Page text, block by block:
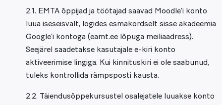
2.1. EMTA õppijad ja töötajad saavad Moodle’i konto
luua iseseisvalt, logides esmakordselt sisse akadeemia
Google’i kontoga (eamt.ee lõpuga meiliaadress).
Seejärel saadetakse kasutajale e-kiri konto
aktiveerimise lingiga. Kui kinnituskiri ei ole saabunud,
tuleks kontrollida rämpsposti kausta.
2.2. Täiendusõppekursustel osalejatele luuakse konto